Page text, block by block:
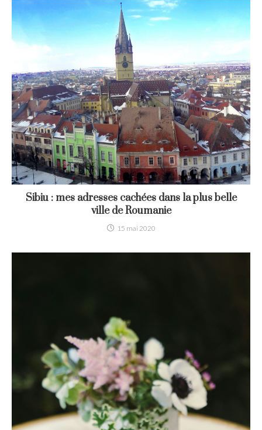
Sibiu : mes adresses cachées dans la plus belle
ville de Roumanie
15 mai 2020